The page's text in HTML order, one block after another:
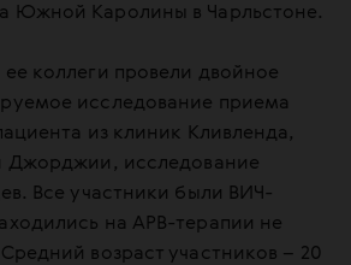
Южной Каролины в Чарльстоне.
коллеги провели двойное
исследование приема
из клиник Кливленда,
Джорджии, исследование
Все участники были ВИЧ-
на АРВ-терапии не
возраст участников – 20